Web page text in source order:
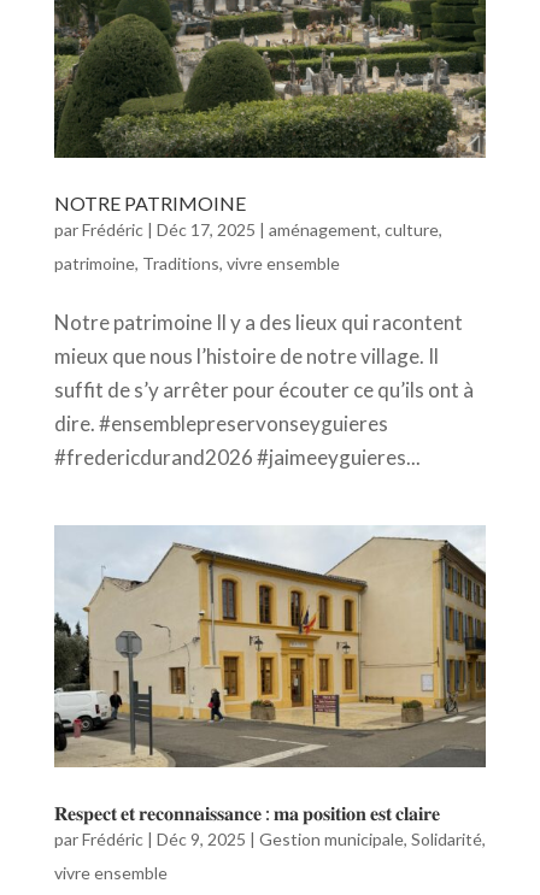
NOTRE PATRIMOINE
parFrédéric| Déc 17, 2025 | aménagement, culture,
patrimoine, Traditions, vivre ensemble
Notre patrimoine Il y a des lieux qui racontent
mieux que nous l’histoire de notre village. Il
suffit de s’y arrêter pour écouter ce qu’ils ont à
dire. #ensemblepreservonseyguieres
#fredericdurand2026 #jaimeeyguieres...
𝐑𝐞𝐬𝐩𝐞𝐜𝐭 𝐞𝐭 𝐫𝐞𝐜𝐨𝐧𝐧𝐚𝐢𝐬𝐬𝐚𝐧𝐜𝐞 : 𝐦𝐚 𝐩𝐨𝐬𝐢𝐭𝐢𝐨𝐧 𝐞𝐬𝐭 𝐜𝐥𝐚𝐢𝐫𝐞
parFrédéric| Déc 9, 2025 | Gestion municipale, Solidarité,
vivre ensemble